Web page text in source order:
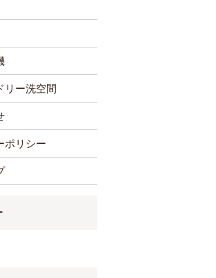
リー洗空間
ポリシー